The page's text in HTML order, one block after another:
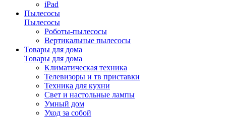
iPad
Пылесосы
Пылесосы
Роботы-пылесосы
Вертикальные пылесосы
Товары для дома
Товары для дома
Климатическая техника
Телевизоры и тв приставки
Техника для кухни
Свет и настольные лампы
Умный дом
Уход за собой